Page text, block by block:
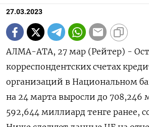
27.03.2023
АЛМА-АТА, 27 мар (Рейтер) -
корреспондентских счетах
организаций в Национальном
на 24 марта выросли до 708,246
592,644 миллиард тенге ранее,